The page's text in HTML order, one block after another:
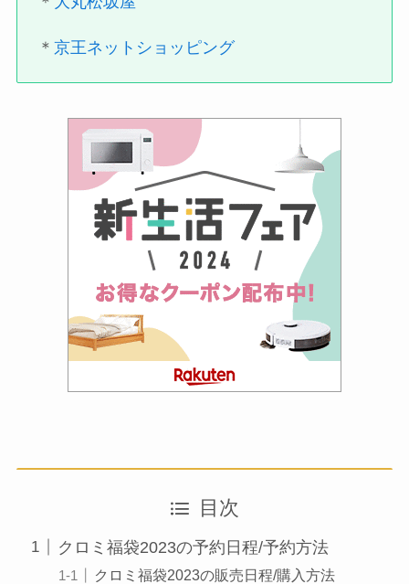
＊京王ネットショッピング
目次
クロミ福袋2023の予約日程/予約方法
クロミ福袋2023の販売日程/購入方法